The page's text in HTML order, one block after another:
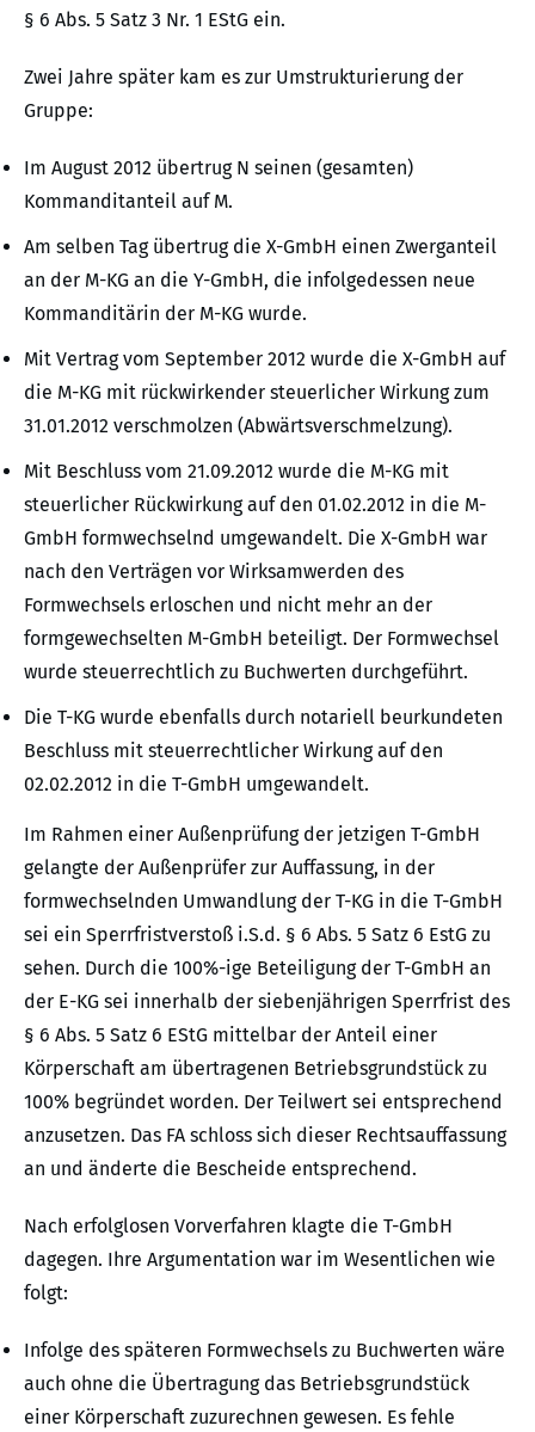
§ 6 Abs. 5 Satz 3 Nr. 1 EStG ein.
Zwei Jahre später kam es zur Umstrukturierung der
Gruppe:
Im August 2012 übertrug N seinen (gesamten)
Kommanditanteil auf M.
Am selben Tag übertrug die X-GmbH einen Zwerganteil
an der M-KG an die Y-GmbH, die infolgedessen neue
Kommanditärin der M-KG wurde.
Mit Vertrag vom September 2012 wurde die X-GmbH auf
die M-KG mit rückwirkender steuerlicher Wirkung zum
31.01.2012 verschmolzen (Abwärtsverschmelzung).
Mit Beschluss vom 21.09.2012 wurde die M-KG mit
steuerlicher Rückwirkung auf den 01.02.2012 in die M-
GmbH formwechselnd umgewandelt. Die X-GmbH war
nach den Verträgen vor Wirksamwerden des
Formwechsels erloschen und nicht mehr an der
formgewechselten M-GmbH beteiligt. Der Formwechsel
wurde steuerrechtlich zu Buchwerten durchgeführt.
Die T-KG wurde ebenfalls durch notariell beurkundeten
Beschluss mit steuerrechtlicher Wirkung auf den
02.02.2012 in die T-GmbH umgewandelt.
Im Rahmen einer Außenprüfung der jetzigen T-GmbH
gelangte der Außenprüfer zur Auffassung, in der
formwechselnden Umwandlung der T-KG in die T-GmbH
sei ein Sperrfristverstoß i.S.d. § 6 Abs. 5 Satz 6 EstG zu
sehen. Durch die 100%-ige Beteiligung der T-GmbH an
der E-KG sei innerhalb der siebenjährigen Sperrfrist des
§ 6 Abs. 5 Satz 6 EStG mittelbar der Anteil einer
Körperschaft am übertragenen Betriebsgrundstück zu
100% begründet worden. Der Teilwert sei entsprechend
anzusetzen. Das FA schloss sich dieser Rechtsauffassung
an und änderte die Bescheide entsprechend.
Nach erfolglosen Vorverfahren klagte die T-GmbH
dagegen. Ihre Argumentation war im Wesentlichen wie
folgt:
Infolge des späteren Formwechsels zu Buchwerten wäre
auch ohne die Übertragung das Betriebsgrundstück
einer Körperschaft zuzurechnen gewesen. Es fehle